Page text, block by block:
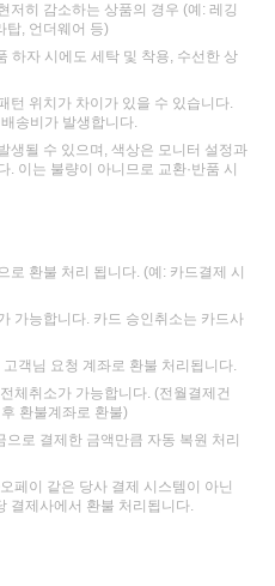
저히 감소하는 상품의 경우 (예: 레깅
탑, 언더웨어 등)
하자 시에도 세탁 및 착용, 수선한 상
턴 위치가 차이가 있을 수 있습니다.
송비가 발생합니다.
생될 수 있으며, 색상은 모니터 설정과
이는 불량이 아니므로 교환·반품 시
환불 처리 됩니다. (예: 카드결제 시
가능합니다. 카드 승인취소는 카드사
객님 요청 계좌로 환불 처리됩니다.
체취소가 가능합니다. (전월결제건
환불계좌로 환불)
로 결제한 금액만큼 자동 복원 처리
페이 같은 당사 결제 시스템이 아닌
결제사에서 환불 처리됩니다.